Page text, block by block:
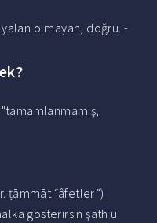
yalan olmayan, doğru. -
gösterirsin şath u